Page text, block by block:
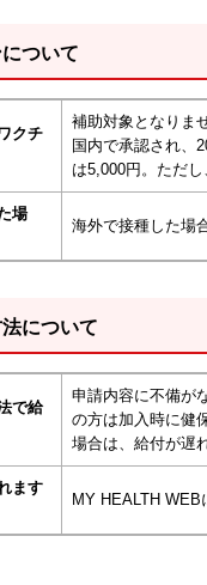
ついて
クチ
補助対象となりま
国内で承認され、
は5,000円。ただ
場
海外で接種した場
について
で給
申請内容に不備が
の方は加入時に健
場合は、給付が遅
ます
MY HEALTH WEB